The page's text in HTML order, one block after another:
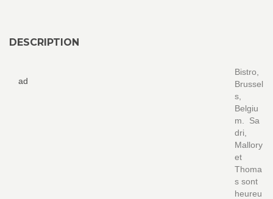
DESCRIPTION
ad
Bistro,
Brussel
s,
Belgiu
m. Sa
dri,
Mallory
et
Thoma
s sont
heureu